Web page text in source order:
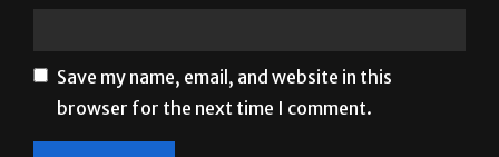
Save my name, email, and website in this
browser for the next time I comment.